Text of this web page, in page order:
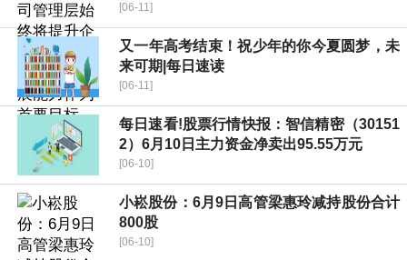
[06-11]
又一年高考结束！祝少年的你今夏圆梦，未
来可期|每日速读
[06-11]
每日速看!股票行情快报：智信精密（30151
2）6月10日主力资金净卖出95.55万元
[06-10]
小崧股份：6月9日高管梁惠玲减持股份合计
800股
[06-10]